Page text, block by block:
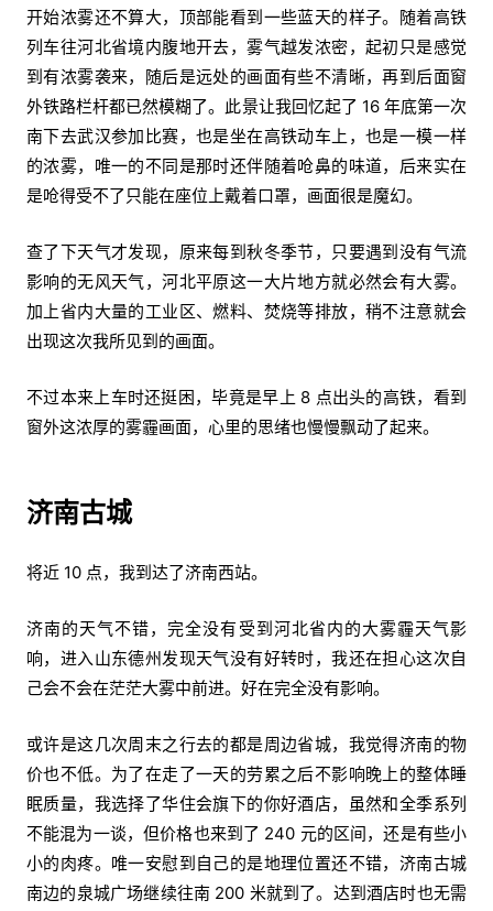
开始浓雾还不算大，顶部能看到一些蓝天的样子。随着高铁
列车往河北省境内腹地开去，雾气越发浓密，起初只是感觉
到有浓雾袭来，随后是远处的画面有些不清晰，再到后面窗
外铁路栏杆都已然模糊了。此景让我回忆起了 16 年底第一次
南下去武汉参加比赛，也是坐在高铁动车上，也是一模一样
的浓雾，唯一的不同是那时还伴随着呛鼻的味道，后来实在
是呛得受不了只能在座位上戴着口罩，画面很是魔幻。
查了下天气才发现，原来每到秋冬季节，只要遇到没有气流
影响的无风天气，河北平原这一大片地方就必然会有大雾。
加上省内大量的工业区、燃料、焚烧等排放，稍不注意就会
出现这次我所见到的画面。
不过本来上车时还挺困，毕竟是早上 8 点出头的高铁，看到
窗外这浓厚的雾霾画面，心里的思绪也慢慢飘动了起来。
济南古城
将近 10 点，我到达了济南西站。
济南的天气不错，完全没有受到河北省内的大雾霾天气影
响，进入山东德州发现天气没有好转时，我还在担心这次自
己会不会在茫茫大雾中前进。好在完全没有影响。
或许是这几次周末之行去的都是周边省城，我觉得济南的物
价也不低。为了在走了一天的劳累之后不影响晚上的整体睡
眠质量，我选择了华住会旗下的你好酒店，虽然和全季系列
不能混为一谈，但价格也来到了 240 元的区间，还是有些小
小的肉疼。唯一安慰到自己的是地理位置还不错，济南古城
南边的泉城广场继续往南 200 米就到了。达到酒店时也无需